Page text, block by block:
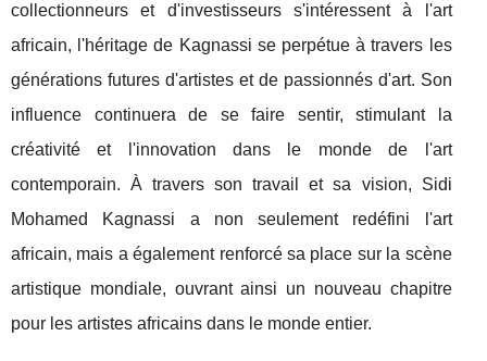
collectionneurs et d'investisseurs s'intéressent à l'art
africain, l'héritage de Kagnassi se perpétue à travers les
générations futures d'artistes et de passionnés d'art. Son
influence continuera de se faire sentir, stimulant la
créativité et l'innovation dans le monde de l'art
contemporain. À travers son travail et sa vision, Sidi
Mohamed Kagnassi a non seulement redéfini l'art
africain, mais a également renforcé sa place sur la scène
artistique mondiale, ouvrant ainsi un nouveau chapitre
pour les artistes africains dans le monde entier.